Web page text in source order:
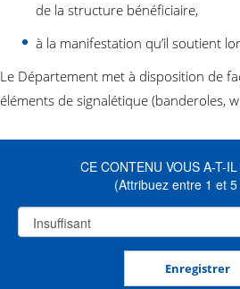
de la structure bénéficiaire,
à la manifestation qu’il soutient
Le Département met à disposition de
éléments de signalétique (banderoles,
CE CONTENU VOUS A-T-
(Attribuez entre 1 et